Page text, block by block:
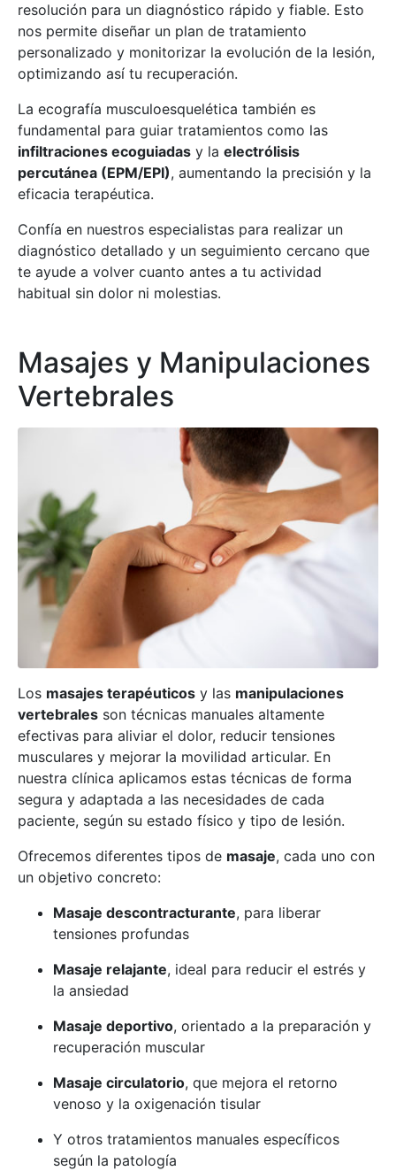
resolución para un diagnóstico rápido y fiable. Esto
nos permite diseñar un plan de tratamiento
personalizado y monitorizar la evolución de la lesión,
optimizando así tu recuperación.
La ecografía musculoesquelética también es
fundamental para guiar tratamientos como las
infiltraciones ecoguiadas y la electrólisis
percutánea (EPM/EPI), aumentando la precisión y la
eficacia terapéutica.
Confía en nuestros especialistas para realizar un
diagnóstico detallado y un seguimiento cercano que
te ayude a volver cuanto antes a tu actividad
habitual sin dolor ni molestias.
Masajes y Manipulaciones
Vertebrales
Los masajes terapéuticos y las manipulaciones
vertebrales son técnicas manuales altamente
efectivas para aliviar el dolor, reducir tensiones
musculares y mejorar la movilidad articular. En
nuestra clínica aplicamos estas técnicas de forma
segura y adaptada a las necesidades de cada
paciente, según su estado físico y tipo de lesión.
Ofrecemos diferentes tipos de masaje, cada uno con
un objetivo concreto:
Masaje descontracturante, para liberar
tensiones profundas
Masaje relajante, ideal para reducir el estrés y
la ansiedad
Masaje deportivo, orientado a la preparación y
recuperación muscular
Masaje circulatorio, que mejora el retorno
venoso y la oxigenación tisular
Y otros tratamientos manuales específicos
según la patología